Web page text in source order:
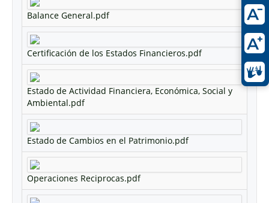
Balance General.pdf
Certificación de los Estados Financieros.pdf
Estado de Actividad Financiera, Económica, Social y
Ambiental.pdf
Estado de Cambios en el Patrimonio.pdf
Operaciones Reciprocas.pdf